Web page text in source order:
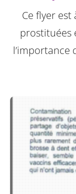
Ce flyer
prostituées
l’importance